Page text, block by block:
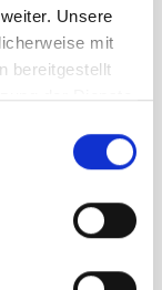
Unsere
mit
bereitgestellt
der Dienste